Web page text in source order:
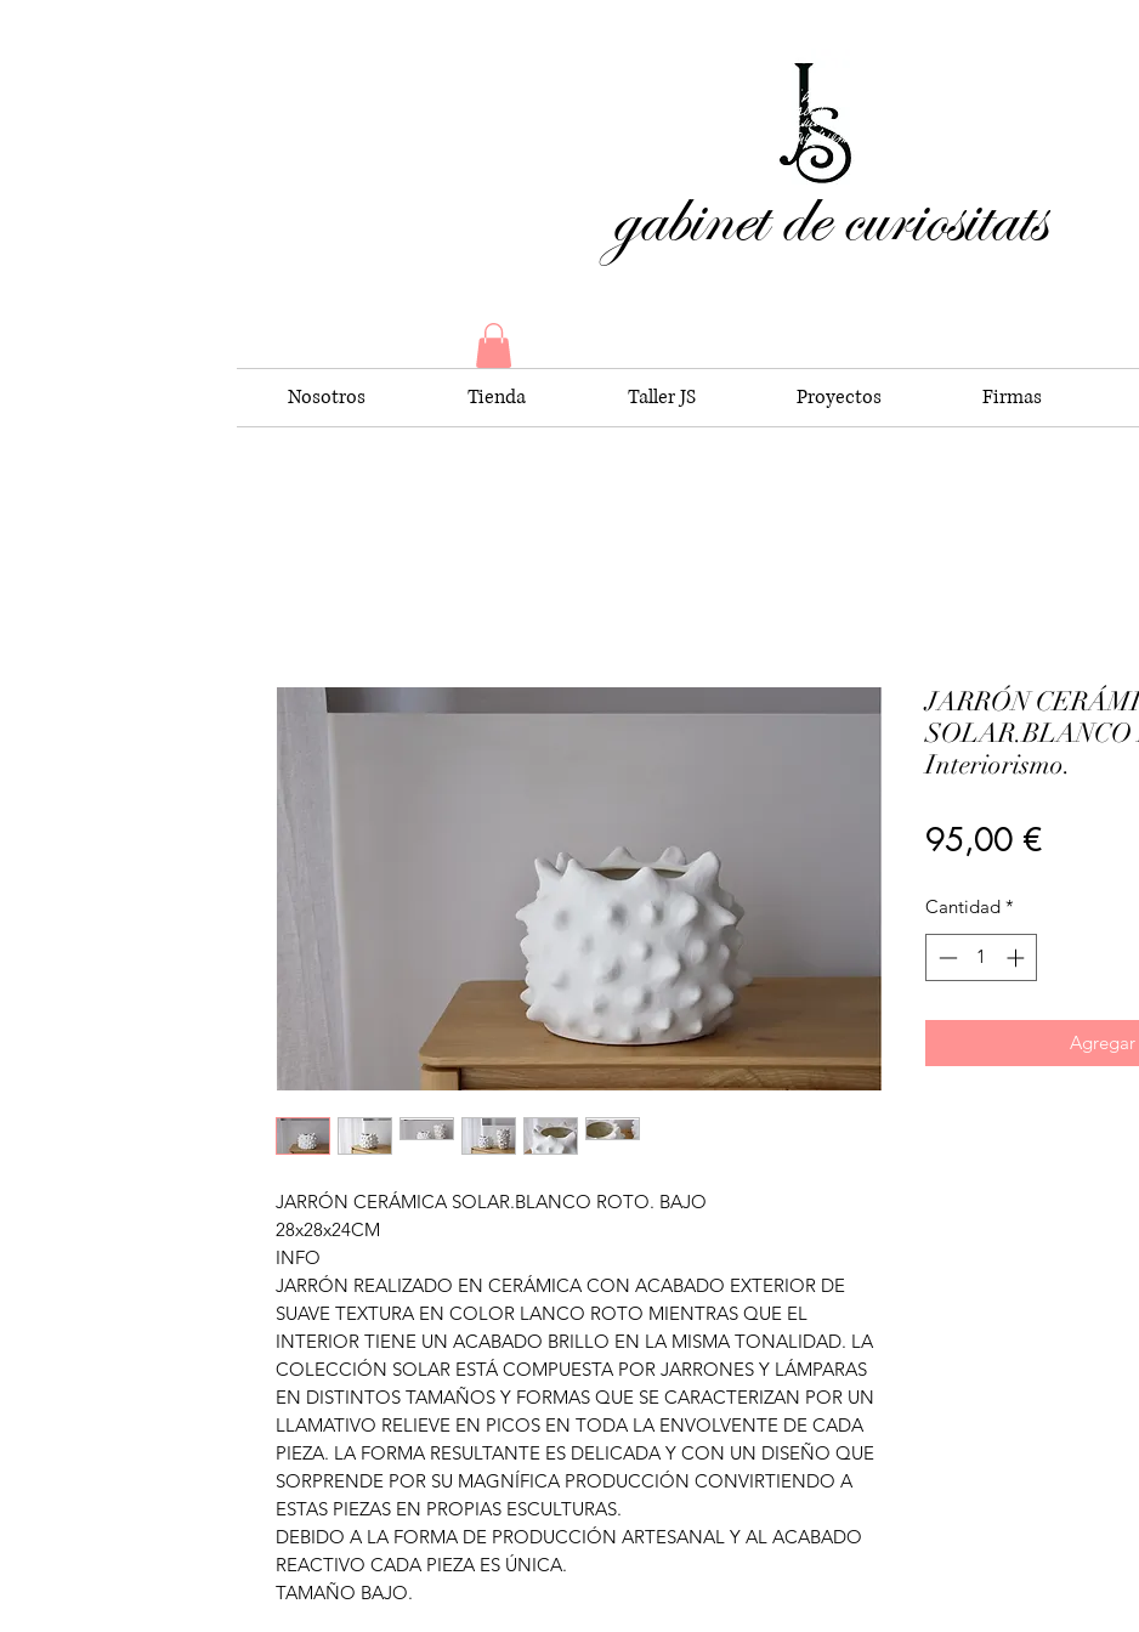
gabinet de curiositats
Nosotros Tienda Taller JS Proyectos Firmas
JARRÓN CERÁMICA SOLAR.BLANCO ROTO. BAJO
28x28x24CM
INFO
JARRÓN REALIZADO EN CERÁMICA CON ACABADO EXTERIOR DE
SUAVE TEXTURA EN COLOR LANCO ROTO MIENTRAS QUE EL
INTERIOR TIENE UN ACABADO BRILLO EN LA MISMA TONALIDAD. LA
COLECCIÓN SOLAR ESTÁ COMPUESTA POR JARRONES Y LÁMPARAS
EN DISTINTOS TAMAÑOS Y FORMAS QUE SE CARACTERIZAN POR UN
LLAMATIVO RELIEVE EN PICOS EN TODA LA ENVOLVENTE DE CADA
PIEZA. LA FORMA RESULTANTE ES DELICADA Y CON UN DISEÑO QUE
SORPRENDE POR SU MAGNÍFICA PRODUCCIÓN CONVIRTIENDO A
ESTAS PIEZAS EN PROPIAS ESCULTURAS.
DEBIDO A LA FORMA DE PRODUCCIÓN ARTESANAL Y AL ACABADO
REACTIVO CADA PIEZA ES ÚNICA.
TAMAÑO BAJO.
JARRÓN
SOLAR.BLANCO
Interiorismo.
95,00 €Precio
Cantidad *